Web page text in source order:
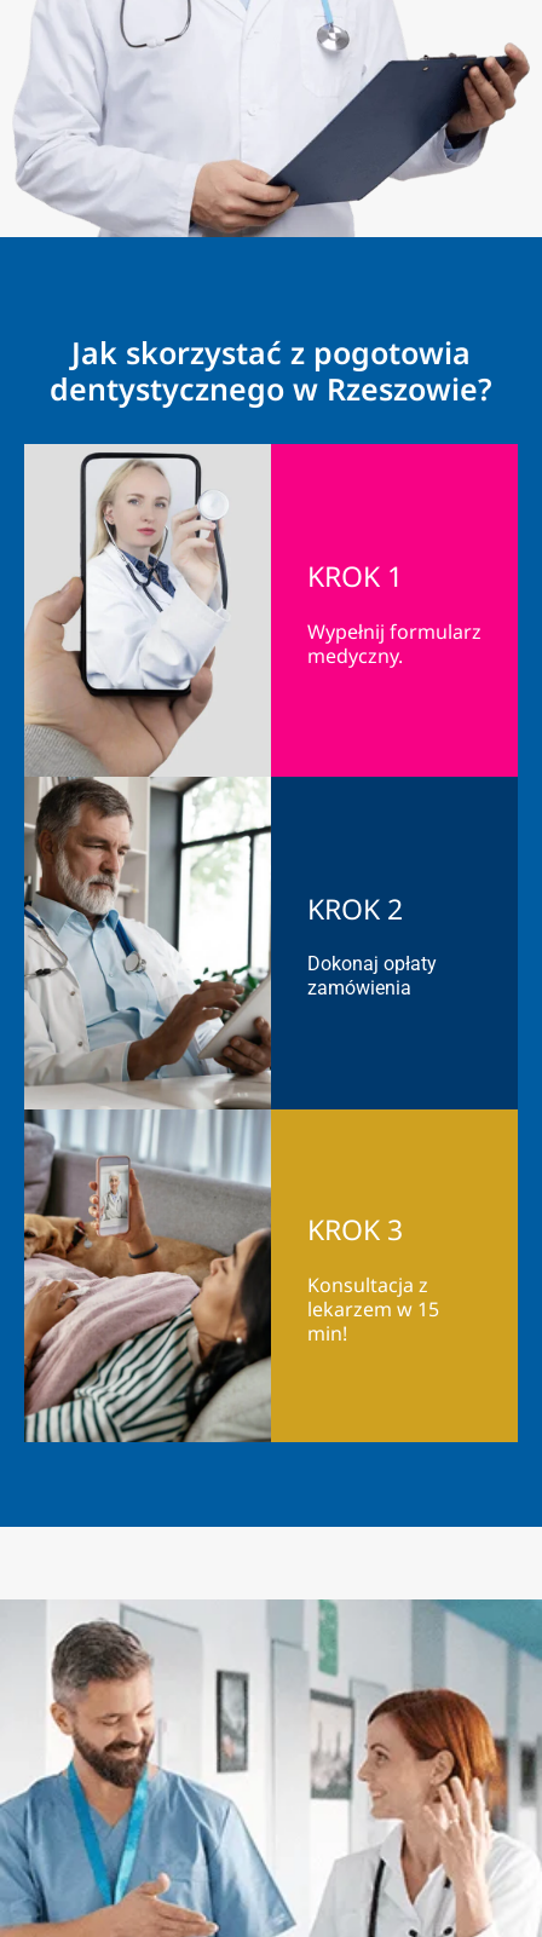
Jak skorzystać z pogotowia
dentystycznego w Rzeszowie?
KROK 1
Wypełnij formularz
medyczny.
KROK 2
Dokonaj opłaty
zamówienia
KROK 3
Konsultacja z
lekarzem w 15
min!